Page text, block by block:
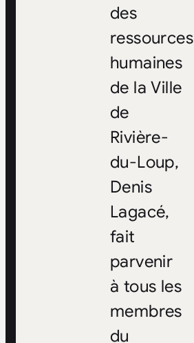
des
ressources
humaines
de la Ville
de
Rivière-
du-Loup,
Denis
Lagacé,
fait
parvenir
à tous les
membres
du